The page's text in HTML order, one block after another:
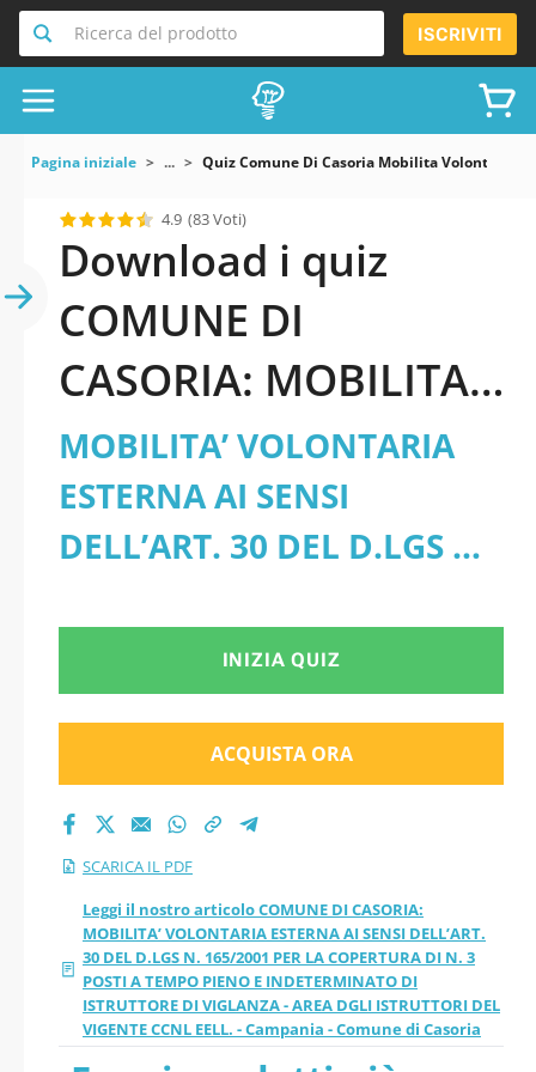
Ricerca del prodotto ISCRIVITI
Pagina iniziale ... Quiz Comune Di Casoria Mobilita Volontaria
4.9 (83 Voti)
Download i quiz
COMUNE DI
CASORIA: MOBILITA’
VOLONTARIA
ESTERNA AI SENSI
DELL’ART. 30 DEL
D.LGS N. 165/2001
PER LA COPERTURA
DI N. 3 POSTI A
TEMPO PIENO E
INDETERMINATO DI
ISTRUTTORE DI
VIGLANZA - AREA
DGLI ISTRUTTORI DEL
MOBILITA’ VOLONTARIA
ESTERNA AI SENSI
DELL’ART. 30 DEL D.LGS N.
COPERTURA DI N. 3 POSTI
A TEMPO PIENO E
INDETERMINATO DI
ISTRUTTORE DI VIGLANZA -
AREA DGLI ISTRUTTORI DEL
VIGENTE CCNL EELL. -
Campania - Comune di
Casoria - PDF
INIZIA QUIZ
ACQUISTA ORA
SCARICA IL PDF
Leggi il nostro articolo COMUNE DI CASORIA:
MOBILITA’ VOLONTARIA ESTERNA AI SENSI DELL’ART.
30 DEL D.LGS N. 165/2001 PER LA COPERTURA DI N. 3
POSTI A TEMPO PIENO E INDETERMINATO DI
ISTRUTTORE DI VIGLANZA - AREA DGLI ISTRUTTORI DEL
VIGENTE CCNL EELL. - Campania - Comune di Casoria